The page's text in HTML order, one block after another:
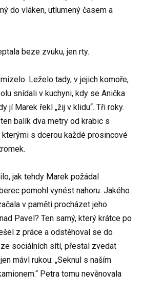
do vláken, utlumený časem a
beze zvuku, jen rty.
Leželo tady, v jejich komoře,
snídali v kuchyni, kdy se Anička
jí Marek řekl „žij v klidu“. Tři roky.
balík dva metry od krabic s
s dcerou každé prosincové
jak tehdy Marek požádal
pomohl vynést nahoru. Jakého
v paměti procházet jeho
Pavel? Ten samý, který krátce po
z práce a odstěhoval se do
sociálních sítí, přestal zvedat
mávl rukou: „Seknul s naším
Petra tomu nevěnovala